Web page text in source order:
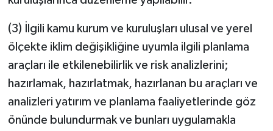
(3) İlgili kamu kurum ve kuruluşları ulusal ve yerel
ölçekte iklim değişikliğine uyumla ilgili planlama
araçları ile etkilenebilirlik ve risk analizlerini;
hazırlamak, hazırlatmak, hazırlanan bu araçları ve
analizleri yatırım ve planlama faaliyetlerinde göz
önünde bulundurmak ve bunları uygulamakla